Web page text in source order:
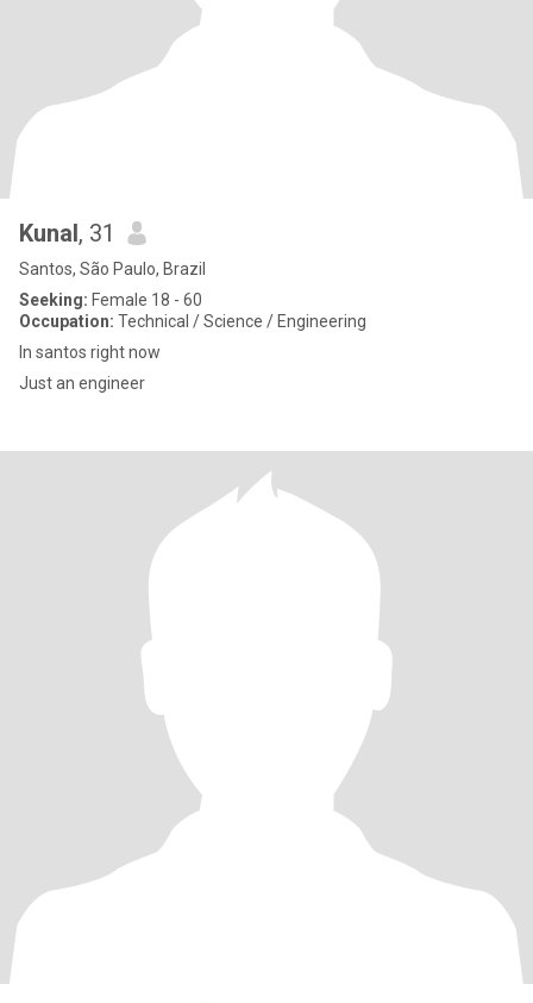
Kunal, 31
Santos, São Paulo, Brazil
Seeking: Female 18 - 60
Occupation: Technical / Science / Engineering
In santos right now
Just an engineer